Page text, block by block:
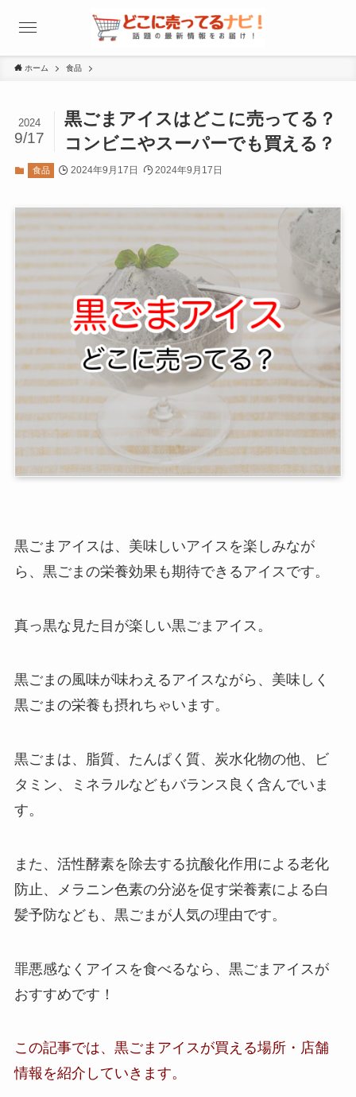
ホーム 食品
黒ごまアイスはどこに売ってる？
コンビニやスーパーでも買える？
2024
9/17
食品 2024年9月17日 2024年9月17日
黒ごまアイスは、美味しいアイスを楽しみなが
ら、黒ごまの栄養効果も期待できるアイスです。
真っ黒な見た目が楽しい黒ごまアイス。
黒ごまの風味が味わえるアイスながら、美味しく
黒ごまの栄養も摂れちゃいます。
黒ごまは、
脂質、たんぱく質、炭水化物の他、ビ
タミン、ミネラルなどもバランス良く含んでいま
す。
また、活性酵素を除去する抗酸化作用による老化
防止、メラニン色素の分泌を促す栄養素による白
髪予防なども、黒ごまが人気の理由です。
罪悪感なくアイスを食べるなら、黒ごまアイスが
おすすめです！
この記事では、 黒ごまアイスが買える場所・店舗
情報 を紹介していきます。